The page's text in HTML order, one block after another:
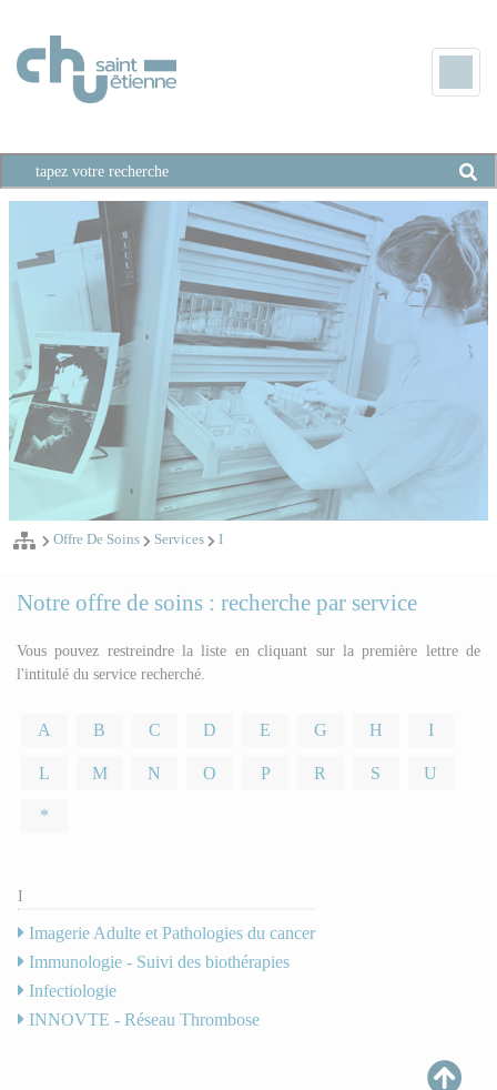
Offre De Soins Services I
Notre offre de soins : recherche par service
Vous pouvez restreindre la liste en cliquant sur la première lettre de
l'intitulé du service recherché.
A B C D E G H I
L M N O P R S U
*
I
Imagerie Adulte et Pathologies du cancer
Immunologie - Suivi des biothérapies
Infectiologie
INNOVTE - Réseau Thrombose